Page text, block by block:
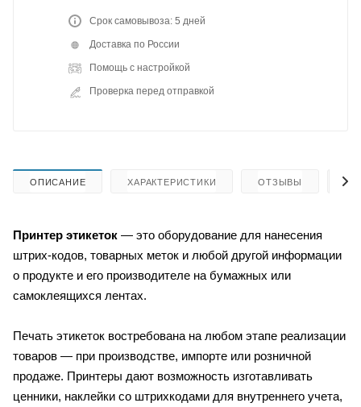
Срок самовывоза: 5 дней
Доставка по России
Помощь с настройкой
Проверка перед отправкой
ОПИСАНИЕ ХАРАКТЕРИСТИКИ ОТЗЫВЫ
Принтер этикеток — это оборудование для нанесения
штрих-кодов, товарных меток и любой другой информации
о продукте и его производителе на бумажных или
самоклеящихся лентах.
Печать этикеток востребована на любом этапе реализации
товаров — при производстве, импорте или розничной
продаже. Принтеры дают возможность изготавливать
ценники, наклейки со штрихкодами для внутреннего учета,